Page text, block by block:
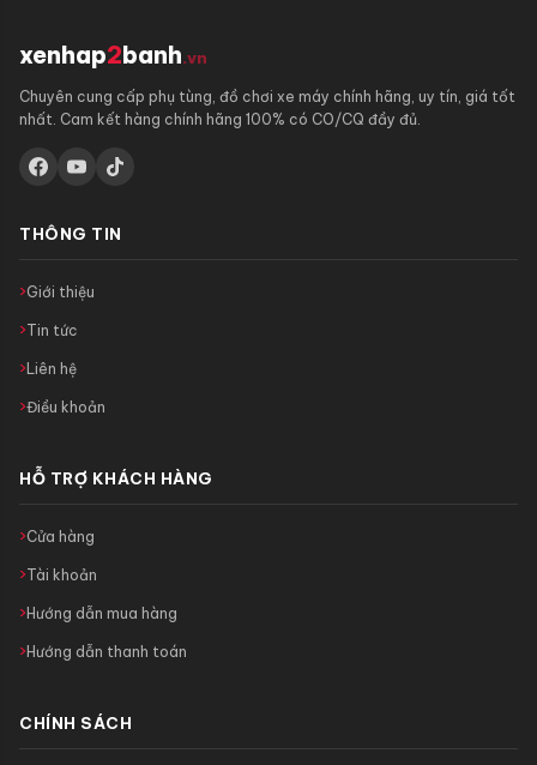
xenhap2banh.vn
Chuyên cung cấp phụ tùng, đồ chơi xe máy chính hãng, uy tín, giá tốt
nhất. Cam kết hàng chính hãng 100% có CO/CQ đầy đủ.
THÔNG TIN
Giới thiệu
Tin tức
Liên hệ
Điều khoản
HỖ TRỢ KHÁCH HÀNG
Cửa hàng
Tài khoản
Hướng dẫn mua hàng
Hướng dẫn thanh toán
CHÍNH SÁCH